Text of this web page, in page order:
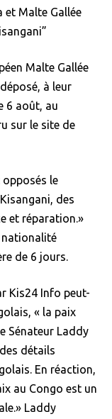
et Malte Gallée
Malte Gallée
à leur
6 août, au
sur le site de
le
des
et réparation.»
nationalité
de 6 jours.
Kis24 Info peut-
« la paix
Sénateur Laddy
détails
En réaction,
au Congo est un
Laddy